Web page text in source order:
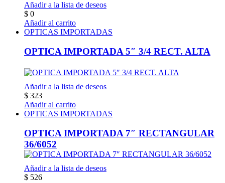
Añadir a la lista de deseos
$ 0
Añadir al carrito
OPTICAS IMPORTADAS
OPTICA IMPORTADA 5″ 3/4 RECT. ALTA
Añadir a la lista de deseos
$ 323
Añadir al carrito
OPTICAS IMPORTADAS
OPTICA IMPORTADA 7″ RECTANGULAR
36/6052
Añadir a la lista de deseos
$ 526